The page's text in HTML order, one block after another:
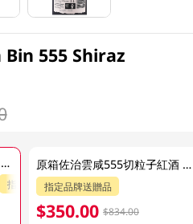
555 Shiraz
George Wyndham Bin 555 Shiraz 750ML
指定分類85折
原箱佐治雲咸555切粒子紅酒 6 X 750ML
指定品牌送贈品
$350.00 $834.00